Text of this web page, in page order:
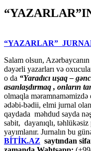
“YAZARLAR”
Salam olsun,
dəyərli yazarları və
o da “Yaradıcı uşaq –
asanlaşdırmaq , onların
olmaqla məramnaməmizdə
ədəbi-bədii, elmi jurnal
qaydada məhdud sayda
sabit, dayanıqlı,
yayımlanır. Jurnalın bu
BİTİK.AZ saytından